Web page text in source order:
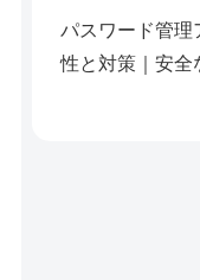
パスワード管理
性と対策｜安全